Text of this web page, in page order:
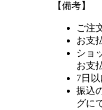
【備考】
ご注
お支
ショ
お支
7日
振込
グに